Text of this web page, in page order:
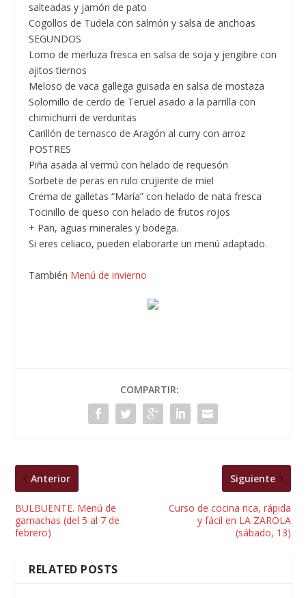
salteadas y jamón de pato
Cogollos de Tudela con salmón y salsa de anchoas
SEGUNDOS
Lomo de merluza fresca en salsa de soja y jengibre con
ajitos tiernos
Meloso de vaca gallega guisada en salsa de mostaza
Solomillo de cerdo de Teruel asado a la parrilla con
chimichurri de verduritas
Carillón de ternasco de Aragón al curry con arroz
POSTRES
Piña asada al vermú con helado de requesón
Sorbete de peras en rulo crujiente de miel
Crema de galletas “María” con helado de nata fresca
Tocinillo de queso con helado de frutos rojos
+ Pan, aguas minerales y bodega.
Si eres celiaco, pueden elaborarte un menú adaptado.
También Menú de invierno
COMPARTIR:
Anterior
BULBUENTE. Menú de
garnachas (del 5 al 7 de
febrero)
Siguiente
Curso de cocina rica, rápida
y fácil en LA ZAROLA
(sábado, 13)
RELATED POSTS